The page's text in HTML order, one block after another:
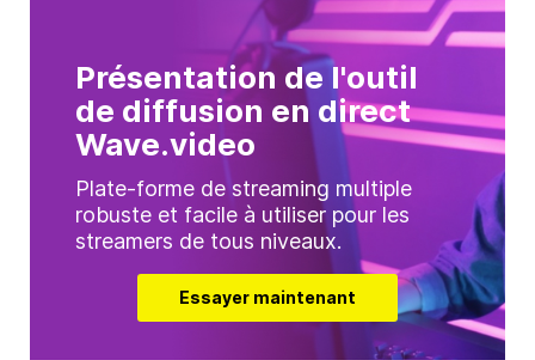
Présentation de l'outil
de diffusion en direct
Wave.video
Plate-forme de streaming multiple
robuste et facile à utiliser pour les
streamers de tous niveaux.
Essayer maintenant